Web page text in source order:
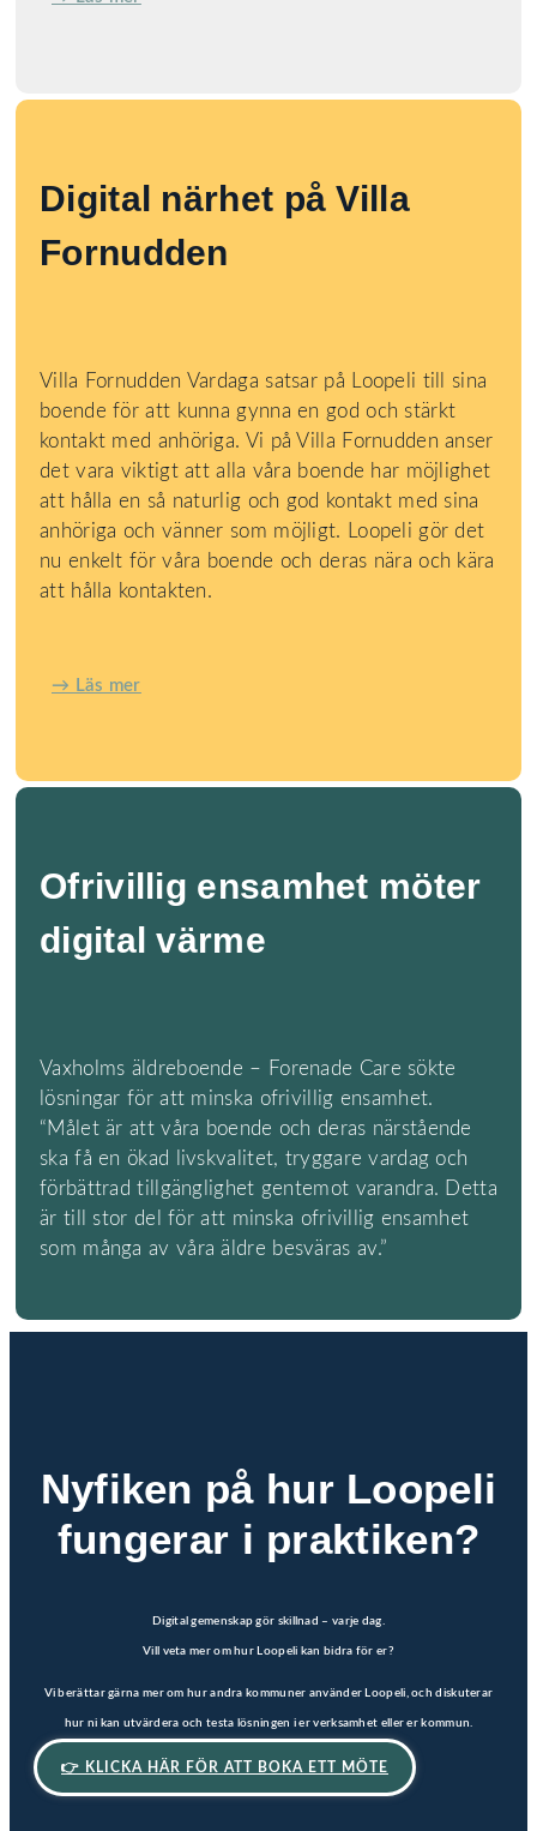
Digital närhet på Villa
Fornudden
Villa Fornudden Vardaga satsar på Loopeli till sina
boende för att kunna gynna en god och stärkt
kontakt med anhöriga. Vi på Villa Fornudden anser
det vara viktigt att alla våra boende har möjlighet
att hålla en så naturlig och god kontakt med sina
anhöriga och vänner som möjligt. Loopeli gör det
nu enkelt för våra boende och deras nära och kära
att hålla kontakten.
→ Läs mer
Ofrivillig ensamhet möter
digital värme
Vaxholms äldreboende – Forenade Care sökte
lösningar för att minska ofrivillig ensamhet.
“Målet är att våra boende och deras närstående
ska få en ökad livskvalitet, tryggare vardag och
förbättrad tillgänglighet gentemot varandra. Detta
är till stor del för att minska ofrivillig ensamhet
som många av våra äldre besväras av.”
Nyfiken på hur Loopeli
fungerar i praktiken?
Digital gemenskap gör skillnad – varje dag.
Vill veta mer om hur Loopeli kan bidra för er?
Vi berättar gärna mer om hur andra kommuner använder Loopeli, och diskuterar
hur ni kan utvärdera och testa lösningen i er verksamhet eller er kommun.
👉 KLICKA HÄR FÖR ATT BOKA ETT MÖTE